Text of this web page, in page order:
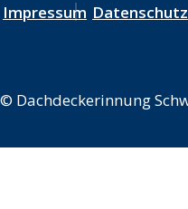
Impressum Datenschutz
© Dachdeckerinnung